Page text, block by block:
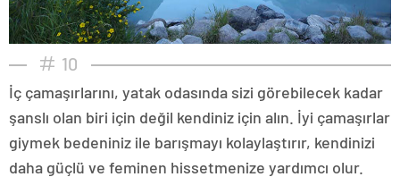
10
İç çamaşırlarını, yatak odasında sizi görebilecek kadar
şanslı olan biri için değil kendiniz için alın. İyi çamaşırlar
giymek bedeniniz ile barışmayı kolaylaştırır, kendinizi
daha güçlü ve feminen hissetmenize yardımcı olur.